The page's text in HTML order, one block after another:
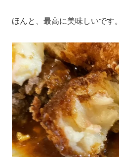
ほんと、最高に美味しいです。